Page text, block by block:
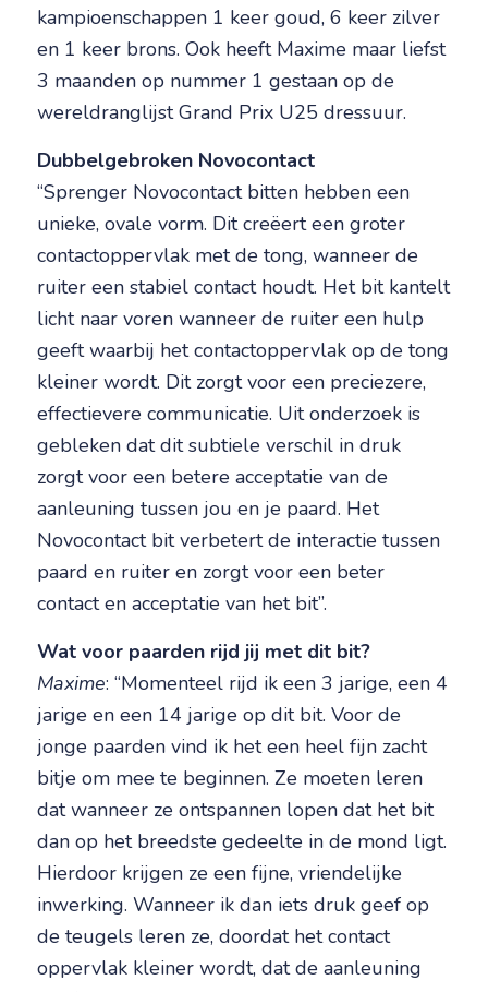
kampioenschappen 1 keer goud, 6 keer zilver
en 1 keer brons. Ook heeft Maxime maar liefst
3 maanden op nummer 1 gestaan op de
wereldranglijst Grand Prix U25 dressuur.
Dubbelgebroken Novocontact
“Sprenger Novocontact bitten hebben een
unieke, ovale vorm. Dit creëert een groter
contactoppervlak met de tong, wanneer de
ruiter een stabiel contact houdt. Het bit kantelt
licht naar voren wanneer de ruiter een hulp
geeft waarbij het contactoppervlak op de tong
kleiner wordt. Dit zorgt voor een preciezere,
effectievere communicatie. Uit onderzoek is
gebleken dat dit subtiele verschil in druk
zorgt voor een betere acceptatie van de
aanleuning tussen jou en je paard. Het
Novocontact bit verbetert de interactie tussen
paard en ruiter en zorgt voor een beter
contact en acceptatie van het bit”.
Wat voor paarden rijd jij met dit bit?
Maxime: “Momenteel rijd ik een 3 jarige, een 4
jarige en een 14 jarige op dit bit. Voor de
jonge paarden vind ik het een heel fijn zacht
bitje om mee te beginnen. Ze moeten leren
dat wanneer ze ontspannen lopen dat het bit
dan op het breedste gedeelte in de mond ligt.
Hierdoor krijgen ze een fijne, vriendelijke
inwerking. Wanneer ik dan iets druk geef op
de teugels leren ze, doordat het contact
oppervlak kleiner wordt, dat de aanleuning